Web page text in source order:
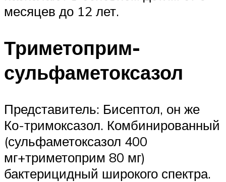
месяцев до 12 лет.
Триметоприм-
сульфаметоксазол
Представитель: Бисептол, он же
Ко-тримоксазол. Комбинированный
(сульфаметоксазол 400
мг+триметоприм 80 мг)
бактерицидный широкого спектра.